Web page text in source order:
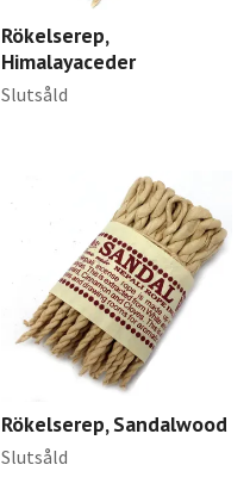
Rökelserep,
Himalayaceder
Slutsåld
Rökelserep, Sandalwood
Slutsåld